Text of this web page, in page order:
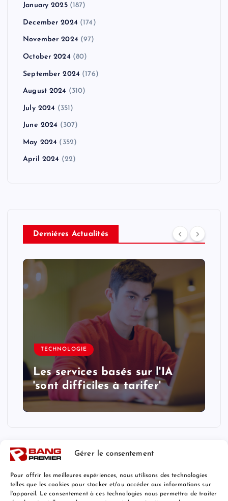
Gérer le consentement
Pour offrir les meilleures expériences, nous utilisons des technologies
telles que les cookies pour stocker et/ou accéder aux informations sur
l'appareil. Le consentement à ces technologies nous permettra de traiter
January 2025(187)
December 2024 (174)
November 2024 (97)
October 2024 (80)
September 2024 (176)
August 2024 (310)
July 2024 (351)
June 2024 (307)
May 2024 (352)
April 2024 (22)
Derniéres Actualités
TECHNOLOGIE
Les services basés sur l'IA
'sont difficiles à tarifer'
Mentions Légales